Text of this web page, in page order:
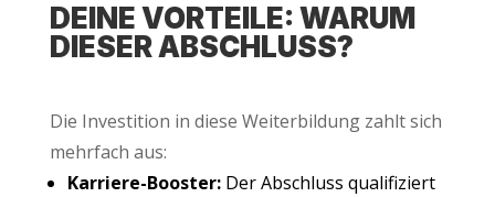
DEI­NE VOR­TEI­LE: WAR­UM
DIE­SER ABSCHLUSS?
Die Inves­ti­ti­on in die­se Wei­ter­bil­dung zahlt sich
mehr­fach aus:
Kar­rie­re-Boos­ter:Der Abschluss qua­li­fi­ziert